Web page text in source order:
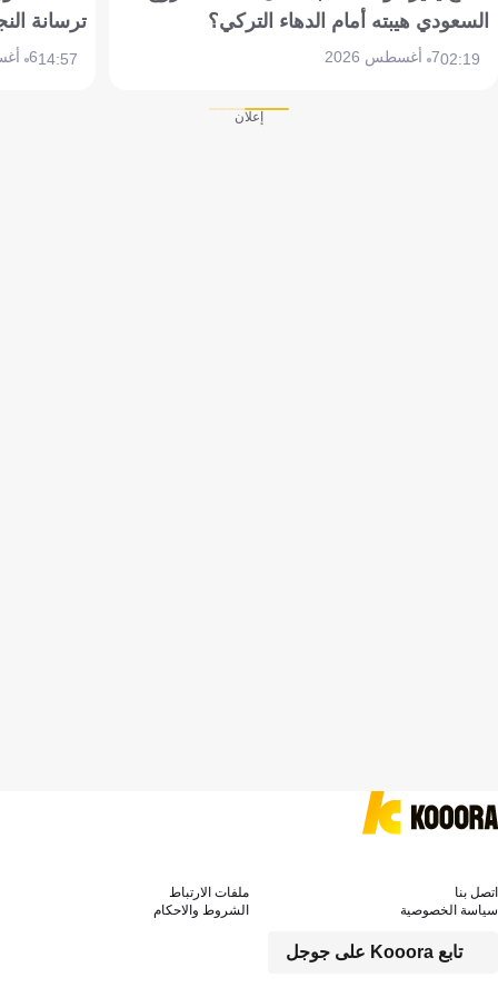
السعودي هيبته أمام الدهاء التركي؟
02:197 أغسطس 2026
ترسانة
14:576 أغسطس 2026
إعلان
تابع Kooora على جوجل
اتصل بنا
ملفات الارتباط
سياسة الخصوصية
الشروط والاحكام